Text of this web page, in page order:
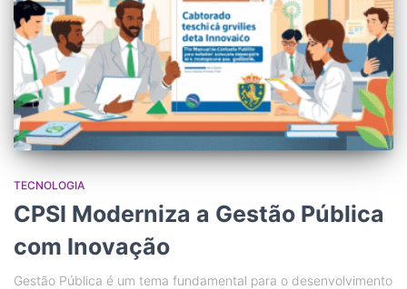
TECNOLOGIA
CPSI Moderniza a Gestão Pública
com Inovação
Gestão Pública é um tema fundamental para o desenvolvimento